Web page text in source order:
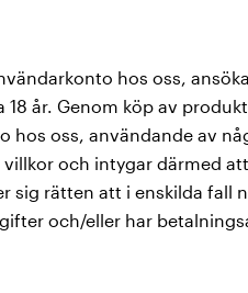
hos oss,
18 år. Genom köp av
hos oss, användande av
och intygar därmed
sig rätten att i enskilda fall
och/eller har